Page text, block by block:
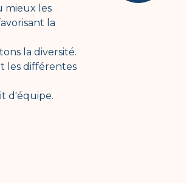
mieux les
la
la diversité.
les différentes
d'équipe.